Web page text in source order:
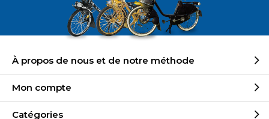
À propos de nous et de notre méthode
Mon compte
Catégories